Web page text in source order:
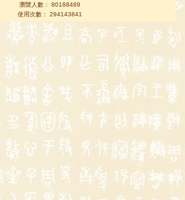
瀏覽人數： 80188489
使用次數： 294143841